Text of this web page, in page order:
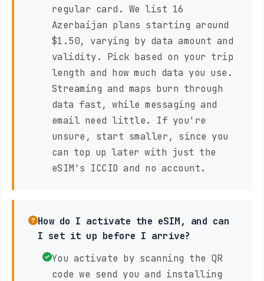
regular card. We list 16
Azerbaijan plans starting around
$1.50, varying by data amount and
validity. Pick based on your trip
length and how much data you use.
Streaming and maps burn through
data fast, while messaging and
email need little. If you're
unsure, start smaller, since you
can top up later with just the
eSIM's ICCID and no account.
How do I activate the eSIM, and can
I set it up before I arrive?
You activate by scanning the QR
code we send you and installing